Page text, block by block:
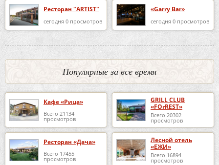
Ресторан "ARTIST"
сегодня 0 просмотров
«Garry Bar»
сегодня 0 просмотров
Популярные за все время
Кафе «Рица»
Всего 21134
просмотров
GRILL CLUB
«FOrREST»
Всего 20302
просмотров
Ресторан «Дача»
Всего 17455
просмотров
Лесной отель
«ЕЖИ»
Всего 16894
просмотров